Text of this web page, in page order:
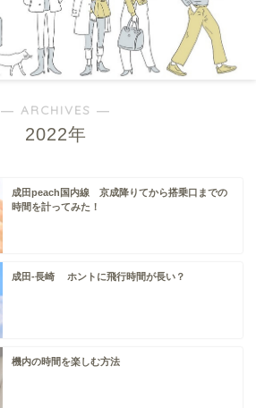
― ARCHIVES ―
2022年
成田peach国内線 京成降りてから搭乗口までの
時間を計ってみた！
成田-長崎 ホントに飛行時間が長い？
機内の時間を楽しむ方法